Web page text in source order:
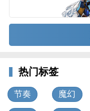
热门标签
节奏 魔幻